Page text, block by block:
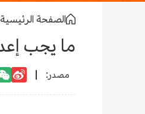
الصفحة الرئيسية
ما يجب